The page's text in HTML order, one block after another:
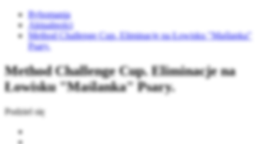
Rybomania
Aktualności
Method Challenge Cup. Eliminacje na Łowisku "Maślanka"
Psary.
Method Challenge Cup. Eliminacje na
Łowisku "Maślanka" Psary.
Podziel się